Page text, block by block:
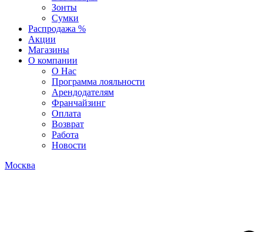
Зонты
Сумки
Распродажа %
Акции
Магазины
О компании
О Нас
Программа лояльности
Арендодателям
Франчайзинг
Оплата
Возврат
Работа
Новости
Москва